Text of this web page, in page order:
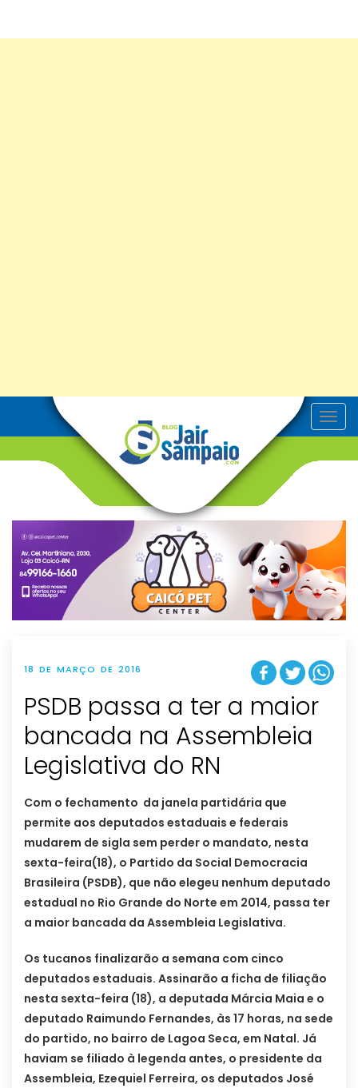
T
o
v
g
t
i
o
n
18 DE MARÇO DE 2016
PSDB passa a ter a maior
bancada na Assembleia
Legislativa do RN
Com o fechamento da janela partidária que
permite aos deputados estaduais e federais
mudarem de sigla sem perder o mandato, nesta
sexta-feira(18), o Partido da Social Democracia
Brasileira (PSDB), que não elegeu nenhum deputado
estadual no Rio Grande do Norte em 2014, passa ter
a maior bancada da Assembleia Legislativa.
Os tucanos finalizarão a semana com cinco
deputados estaduais. Assinarão a ficha de filiação
nesta sexta-feira (18), a deputada Márcia Maia e o
deputado Raimundo Fernandes, às 17 horas, na sede
do partido, no bairro de Lagoa Seca, em Natal. Já
haviam se filiado à legenda antes, o presidente da
Assembleia, Ezequiel Ferreira, os deputados José